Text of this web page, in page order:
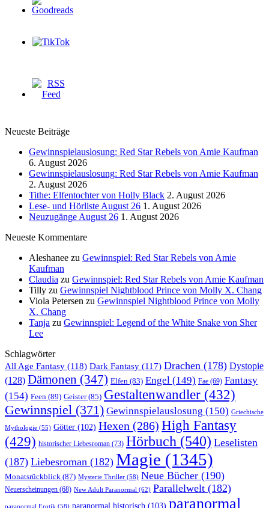
Neueste Beiträge
Gewinnspielauslosung: Red Star Rebels von Amie Kaufman
6. August 2026
Gewinnspielauslosung: Red Star Rebels von Amie Kaufman
2. August 2026
Tithe: Elfentochter von Holly Black 2. August 2026
Lese- und Hörliste August 26 1. August 2026
Neuzugänge August 26 1. August 2026
Neueste Kommentare
Aleshanee zu Gewinnspiel: Red Star Rebels von Amie
Kaufman
Claudia zu Gewinnspiel: Red Star Rebels von Amie Kaufman
Tilly zu Gewinnspiel Nightblood Prince von Molly X. Chang
Viola Petersen zu Gewinnspiel Nightblood Prince von Molly
X. Chang
Tanja zu Gewinnspiel: Legend of the White Snake von Sher
Lee
Schlagwörter
All Age Fantasy (118) Dark Fantasy (117) Drachen (178) Dystopie
(128) Dämonen (347) Elfen (83) Engel (149) Fae (69) Fantasy
(154) Feen (89) Geister(85) Gestaltenwandler (432)
Gewinnspiel (371) Gewinnspielauslosung (150) Griechische
Mythologie (55) Götter (102) Hexen (286) High Fantasy
(429) historischer Liebesroman (73) Hörbuch (540) Leselisten
(187) Liebesroman (182) Magie (1345)
Monatsrückblick (87) Mysterie Thriller (58) Neue Bücher (190)
Neuerscheinungen (68) New Adult Paranormal (62) Parallelwelt (182)
paranormal Erotik (58) paranormal historisch (103) paranormal